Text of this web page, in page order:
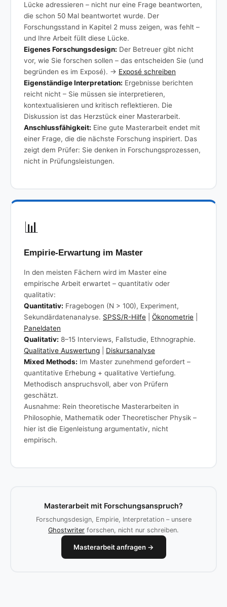
Lücke adressieren – nicht nur eine Frage beantworten,
die schon 50 Mal beantwortet wurde. Der
Forschungsstand in Kapitel 2 muss zeigen, was fehlt –
und Ihre Arbeit füllt diese Lücke.
Eigenes Forschungsdesign: Der Betreuer gibt nicht
vor, wie Sie forschen sollen – das entscheiden Sie (und
begründen es im Exposé). → Exposé schreiben
Eigenständige Interpretation: Ergebnisse berichten
reicht nicht – Sie müssen sie interpretieren,
kontextualisieren und kritisch reflektieren. Die
Diskussion ist das Herzstück einer Masterarbeit.
Anschlussfähigkeit: Eine gute Masterarbeit endet mit
einer Frage, die die nächste Forschung inspiriert. Das
zeigt dem Prüfer: Sie denken in Forschungsprozessen,
nicht in Prüfungsleistungen.
📊
Empirie-Erwartung im Master
In den meisten Fächern wird im Master eine
empirische Arbeit erwartet – quantitativ oder
qualitativ:
Quantitativ: Fragebogen (N > 100), Experiment,
Sekundärdatenanalyse. SPSS/R-Hilfe Ökonometrie
Paneldaten
Qualitativ: 8–15 Interviews, Fallstudie, Ethnographie.
Qualitative Auswertung
Diskursanalyse
Mixed Methods: Im Master zunehmend gefordert –
quantitative Erhebung + qualitative Vertiefung.
Methodisch anspruchsvoll, aber von Prüfern
geschätzt.
Ausnahme: Rein theoretische Masterarbeiten in
Philosophie, Mathematik oder Theoretischer Physik –
hier ist die Eigenleistung argumentativ, nicht
empirisch.
Masterarbeit mit Forschungsanspruch?
Forschungsdesign, Empirie, Interpretation – unsere
Ghostwriter forschen, nicht nur schreiben.
Masterarbeit anfragen →